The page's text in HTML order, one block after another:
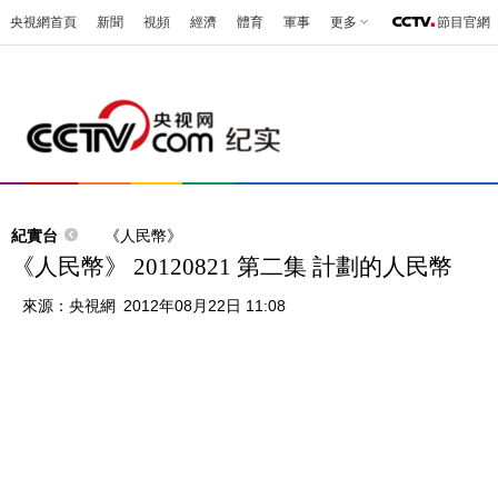
央視網首頁 新聞 視頻 經濟 體育 軍事 更多 節目官網
紀實台 《人民幣》
《人民幣》 20120821 第二集 計劃的人民幣
來源： 央視網 2012年08月22日 11:08